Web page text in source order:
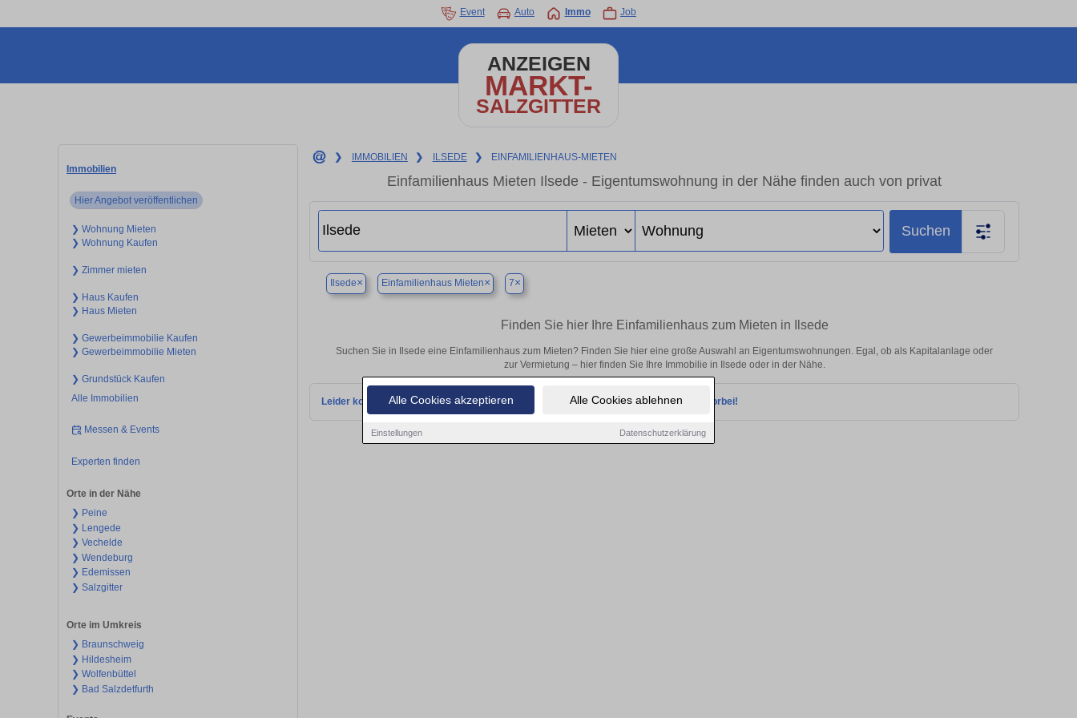
Alle Cookies akzeptieren Alle Cookies ablehnen
Einstellungen Datenschutzerklärung
Event Auto Immo Job
ANZEIGEN
MARKT-
SALZGITTER
Immobilien
Hier Angebot veröffentlichen
❯ Wohnung Mieten
❯ Wohnung Kaufen
❯ Zimmer mieten
❯ Haus Kaufen
❯ Haus Mieten
❯ Gewerbeimmobilie Kaufen
❯ Gewerbeimmobilie Mieten
❯ Grundstück Kaufen
Alle Immobilien
Messen & Events
Experten finden
Orte in der Nähe
❯ Peine
❯ Lengede
❯ Vechelde
❯ Wendeburg
❯ Edemissen
❯ Salzgitter
Orte im Umkreis
❯ Braunschweig
❯ Hildesheim
❯ Wolfenbüttel
❯ Bad Salzdetfurth
❯ IMMOBILIEN ❯ ILSEDE ❯ EINFAMILIENHAUS-MIETEN
Einfamilienhaus Mieten Ilsede - Eigentumswohnung in der Nähe finden auch von privat
Suchen
Ilsede× Einfamilienhaus Mieten× 7×
Finden Sie hier Ihre Einfamilienhaus zum Mieten in Ilsede
Suchen Sie in Ilsede eine Einfamilienhaus zum Mieten? Finden Sie hier eine große Auswahl an Eigentumswohnungen. Egal, ob als Kapitalanlage oder
zur Vermietung – hier finden Sie Ihre Immobilie in Ilsede oder in der Nähe.
Leider konnten wir derzeit keine passenden Objekte finden. Schauen Sie bald wieder vorbei!